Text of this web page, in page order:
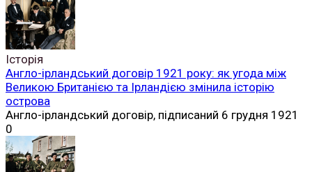
Історія
Англо-ірландський договір 1921 року: як угода між
Великою Британією та Ірландією змінила історію
острова
Англо-ірландський договір, підписаний 6 грудня 1921
0